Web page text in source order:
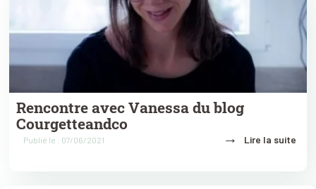
Rencontre avec Vanessa du blog
Courgetteandco
Publié le : 07/06/2021 → Lire la suite